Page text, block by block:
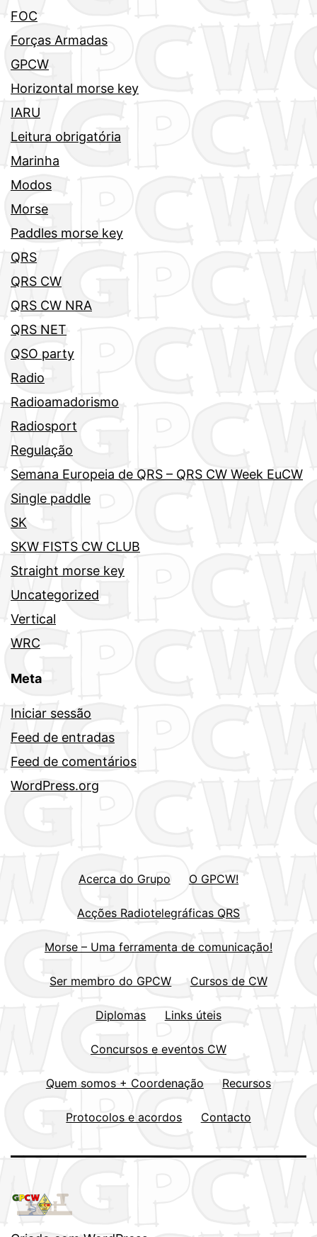
FOC
Forças Armadas
GPCW
Horizontal morse key
IARU
Leitura obrigatória
Marinha
Modos
Morse
Paddles morse key
QRS
QRS CW
QRS CW NRA
QRS NET
QSO party
Radio
Radioamadorismo
Radiosport
Regulação
Semana Europeia de QRS – QRS CW Week EuCW
Single paddle
SK
SKW FISTS CW CLUB
Straight morse key
Uncategorized
Vertical
WRC
Meta
Iniciar sessão
Feed de entradas
Feed de comentários
WordPress.org
Acerca do Grupo O GPCW!
Acções Radiotelegráficas QRS
Morse – Uma ferramenta de comunicação!
Ser membro do GPCW Cursos de CW
Diplomas Links úteis
Concursos e eventos CW
Quem somos + Coordenação Recursos
Protocolos e acordos Contacto